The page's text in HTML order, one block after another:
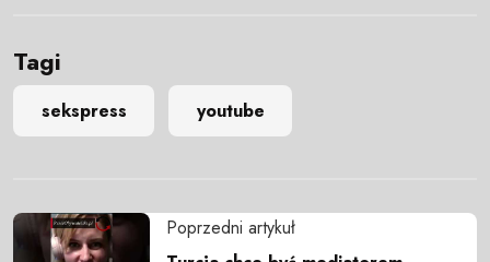
Tagi
sekspress youtube
Poprzedni artykuł